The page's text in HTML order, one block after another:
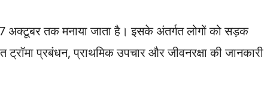
अक्टूबर तक मनाया जाता है। इसके अंतर्गत लोगों को सड़क
ट्रॉमा प्रबंधन, प्राथमिक उपचार और जीवनरक्षा की जानकारी